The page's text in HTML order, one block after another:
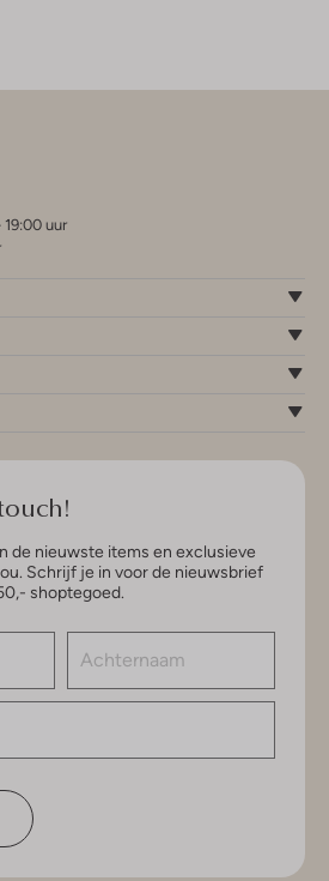
uur
de nieuwste items en exclusieve
Schrijf je in voor de nieuwsbrief
shoptegoed.